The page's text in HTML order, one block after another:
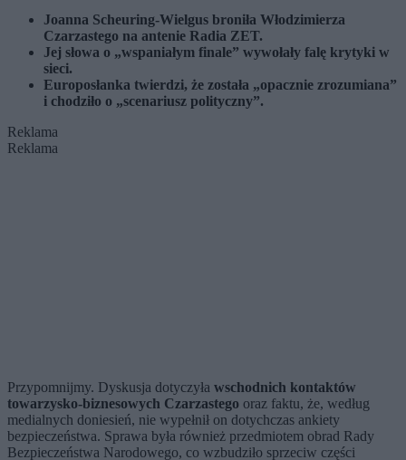
Joanna Scheuring-Wielgus broniła Włodzimierza
Czarzastego na antenie Radia ZET.
Jej słowa o „wspaniałym finale” wywołały falę krytyki w
sieci.
Europosłanka twierdzi, że została „opacznie zrozumiana”
i chodziło o „scenariusz polityczny”.
Reklama
Reklama
Przypomnijmy. Dyskusja dotyczyła wschodnich kontaktów
towarzysko-biznesowych Czarzastego oraz faktu, że, według
medialnych doniesień, nie wypełnił on dotychczas ankiety
bezpieczeństwa. Sprawa była również przedmiotem obrad Rady
Bezpieczeństwa Narodowego, co wzbudziło sprzeciw części